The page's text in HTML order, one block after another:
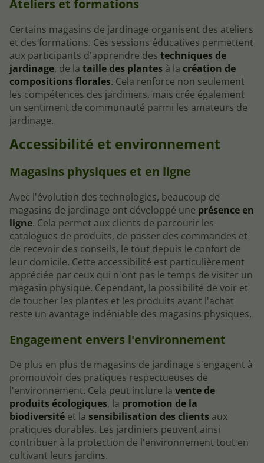
Ateliers et formations
Certains magasins de jardinage organisent des ateliers
et des formations. Ces sessions éducatives permettent
aux participants d'apprendre des techniques de
jardinage, de la taille des plantes à la création de
compositions florales. Cela renforce non seulement
les compétences des jardiniers, mais crée également
un sentiment de communauté parmi les amateurs de
jardinage.
Accessibilité et environnement
Magasins physiques et en ligne
Avec l'évolution des technologies, beaucoup de
magasins de jardinage ont développé une présence en
ligne. Cela permet aux clients de parcourir les
catalogues de produits, de passer des commandes et
de recevoir des conseils, le tout depuis le confort de
leur domicile. Cette accessibilité est particulièrement
appréciée par ceux qui n'ont pas le temps de visiter un
magasin physique. Cependant, la possibilité de voir et
de toucher les plantes et les produits avant l'achat
reste un avantage indéniable des magasins physiques.
Engagement envers l'environnement
De plus en plus de magasins de jardinage s'engagent à
promouvoir des pratiques respectueuses de
l'environnement. Cela peut inclure la vente de
produits écologiques, la promotion de la
biodiversité et la sensibilisation des clients aux
pratiques durables. Les jardiniers peuvent ainsi
contribuer à la protection de l'environnement tout en
cultivant leurs jardins.